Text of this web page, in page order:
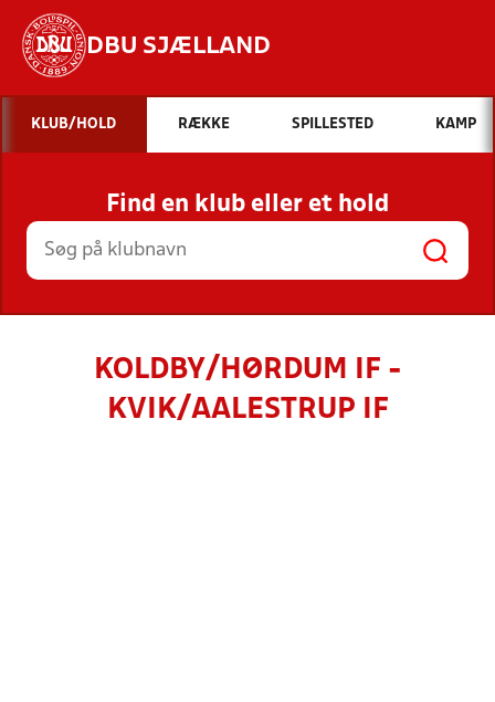
DBU SJÆLLAND
Hvad vil du søge efter?
INDHOLD OG NYHEDER
STILLINGER, RESULTATER, KLUBBER OG
HOLD
KLUB/HOLD RÆKKE SPILLESTED KAMP
Find en klub eller et hold
KOLDBY/HØRDUM IF -
KVIK/AALESTRUP IF